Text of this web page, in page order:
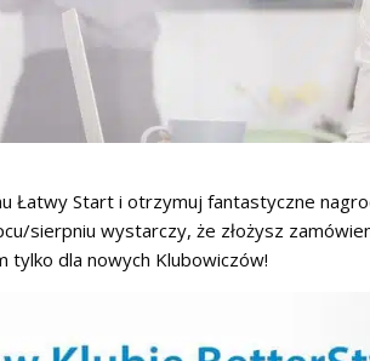
Łatwy Start i otrzymuj fantastyczne
sierpniu wystarczy, że złożysz
tylko dla nowych Klubowiczów!